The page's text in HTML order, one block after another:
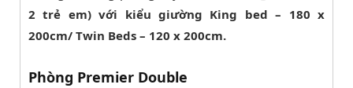
2 trẻ em) với kiểu giường King bed – 180 x
200cm/ Twin Beds – 120 x 200cm.
Phòng Premier Double